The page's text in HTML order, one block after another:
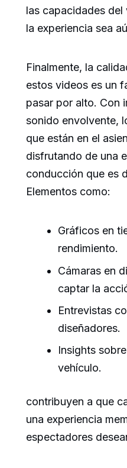
las capacidades
la experiencia sea
Finalmente, la
estos videos es un
pasar por alto. Con
sonido envolvente,
que están en el
disfrutando de una
conducción que es
Elementos como:
Gráficos en
rendimiento.
Cámaras en
captar la
Entrevistas
diseñadores.
Insights
vehículo.
contribuyen a que
una experiencia
espectadores